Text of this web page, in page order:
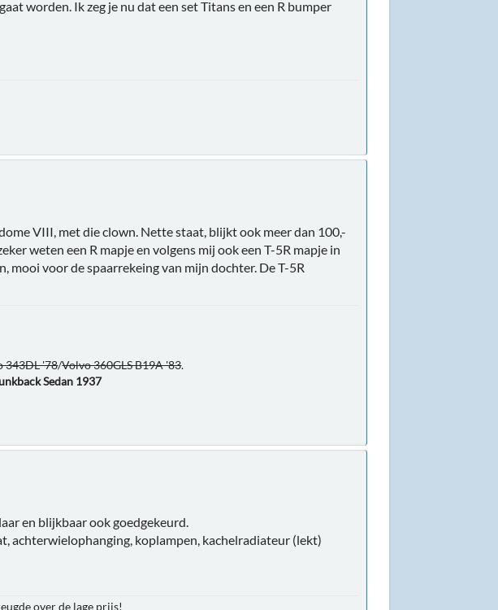
worden. Ik zeg je nu dat een set Titans en een R bumper
VIII, met die clown. Nette staat, blijkt ook meer dan 100,-
weten een R mapje en volgens mij ook een T-5R mapje in
mooi voor de spaarrekeing van mijn dochter. De T-5R
343DL '78/Volvo 360GLS B19A '83.
Sedan 1937
en blijkbaar ook goedgekeurd.
achterwielophanging, koplampen, kachelradiateur (lekt)
over de lage prijs!